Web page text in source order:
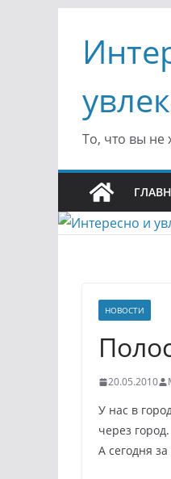
содержимому
То, что вы не
НОВОСТИ
20.05.2010
У нас в
через
А сегодня